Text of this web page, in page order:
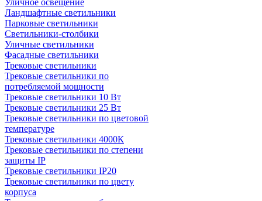
Уличное освещение
Ландшафтные светильники
Парковые светильники
Светильники-столбики
Уличные светильники
Фасадные светильники
Трековые светильники
Трековые светильники по
потребляемой мощности
Трековые светильники 10 Вт
Трековые светильники 25 Вт
Трековые светильники по цветовой
температуре
Трековые светильники 4000К
Трековые светильники по степени
защиты IP
Трековые светильники IP20
Трековые светильники по цвету
корпуса